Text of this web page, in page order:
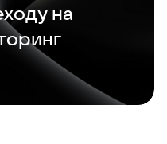
на